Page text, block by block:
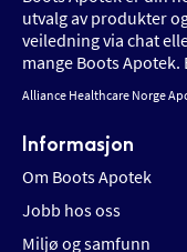
utvalg av produkter
veiledning via chat
mange Boots Apotek.
Alliance Healthcare Norge
Informasjon
Om Boots Apotek
Jobb hos oss
Miljø og samfunn